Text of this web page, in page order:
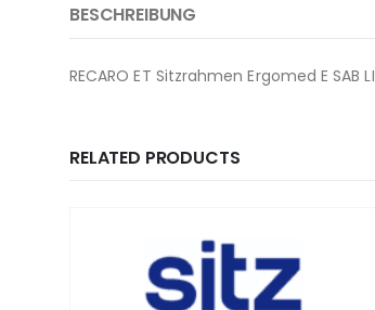
BESCHREIBUNG
RECARO ET Sitzrahmen Ergomed E SAB LI
RELATED PRODUCTS